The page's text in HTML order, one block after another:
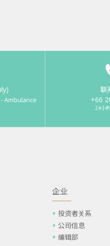
Ambulance
联
+66
24小
企业
投资者关系
公司信息
编辑部